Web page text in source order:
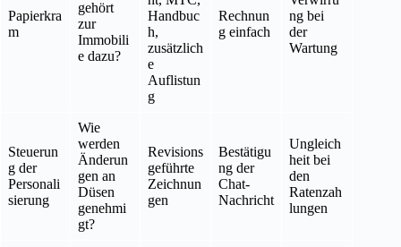
Papierkra
m
gehört
zur
Immobili
e dazu?
Handbuc
h,
zusätzlich
e
Auflistun
g
Rechnun
g einfach
ng bei
der
Wartung
Steuerun
g der
Personali
sierung
Wie
werden
Änderun
gen an
Düsen
genehmi
gt?
Revisions
geführte
Zeichnun
gen
Bestätigu
ng der
Chat-
Nachricht
Ungleich
heit bei
den
Ratenzah
lungen